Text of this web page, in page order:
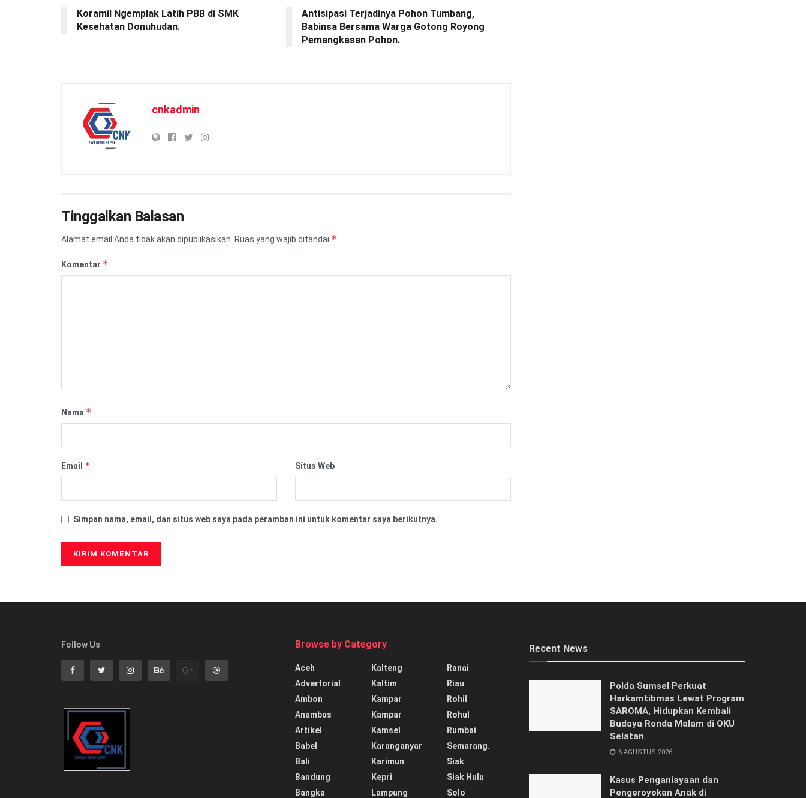
Koramil Ngemplak Latih PBB di SMK
Kesehatan Donuhudan.
Antisipasi Terjadinya Pohon Tumbang,
Babinsa Bersama Warga Gotong Royong
Pemangkasan Pohon.
cnkadmin
Tinggalkan Balasan
Alamat email Anda tidak akan dipublikasikan. Ruas yang wajib ditandai *
Komentar *
Nama *
Email * Situs Web
Simpan nama, email, dan situs web saya pada peramban ini untuk komentar saya berikutnya.
Follow Us Browse by Category
Aceh
Advertorial
Ambon
Anambas
Artikel
Babel
Bali
Bandung
Bangka
Kalteng
Kaltim
Kampar
Kampar
Kamsel
Karanganyar
Karimun
Kepri
Lampung
Ranai
Riau
Rohil
Rohul
Rumbai
Semarang.
Siak
Siak Hulu
Solo
Recent News
Polda Sumsel Perkuat
Harkamtibmas Lewat Program
SAROMA, Hidupkan Kembali
Budaya Ronda Malam di OKU
Selatan
6 AGUSTUS 2026
Kasus Penganiayaan dan
Pengeroyokan Anak di